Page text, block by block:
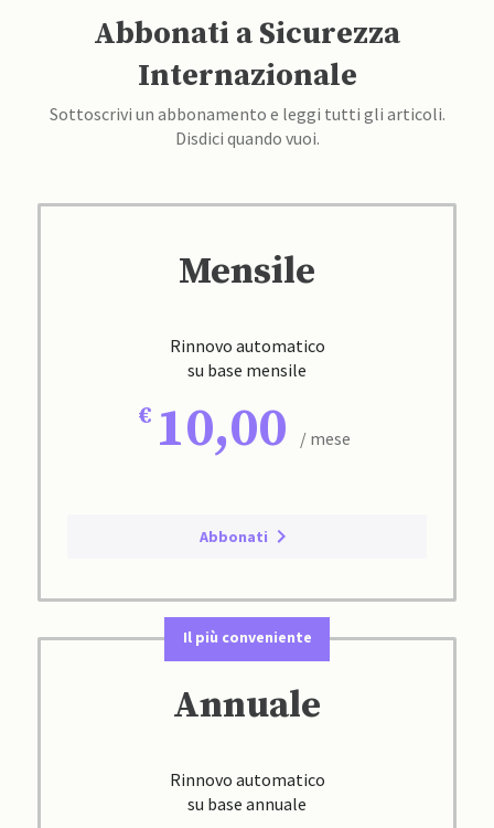
Abbonati a Sicurezza
Internazionale
Sottoscrivi un abbonamento e leggi tutti gli articoli.
Disdici quando vuoi.
Mensile
Rinnovo automatico
su base mensile
10,00 / mese
Abbonati
Il più conveniente
Annuale
Rinnovo automatico
su base annuale